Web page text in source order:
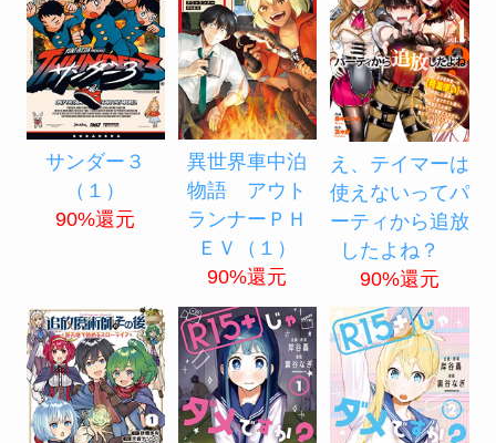
サンダー３
（１）
90%還元
異世界車中泊
物語 アウト
ランナーＰＨ
ＥＶ（１）
90%還元
え、テイマーは
使えないってパ
ーティから追放
したよね？
90%還元